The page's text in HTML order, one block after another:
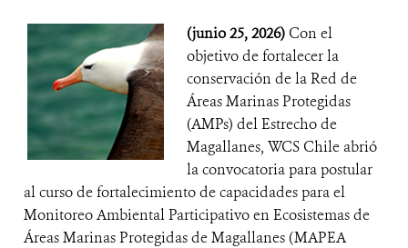
(junio 25, 2026) Con el
objetivo de fortalecer la
conservación de la Red de
Áreas Marinas Protegidas
(AMPs) del Estrecho de
Magallanes, WCS Chile abrió
la convocatoria para postular
al curso de fortalecimiento de capacidades para el
Monitoreo Ambiental Participativo en Ecosistemas de
Áreas Marinas Protegidas de Magallanes (MAPEA